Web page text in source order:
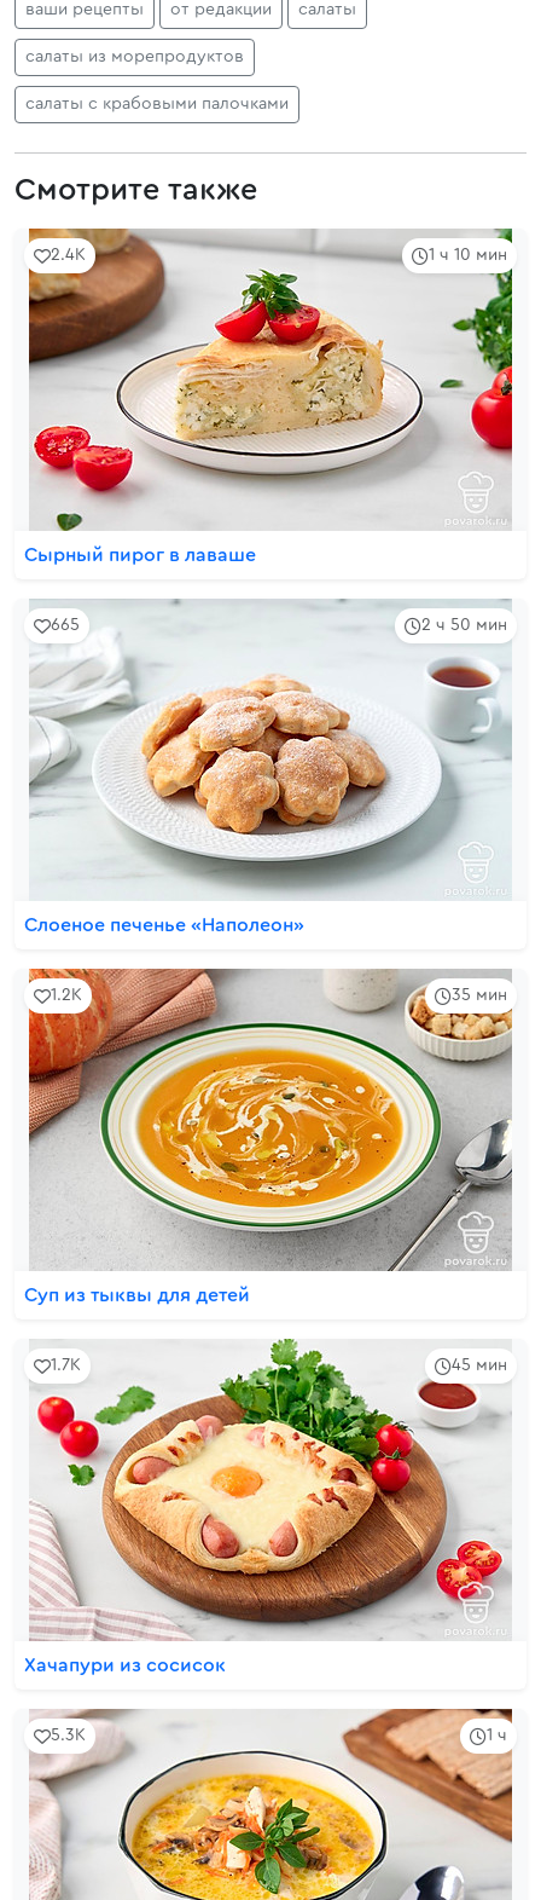
ваши рецепты от редакции салаты
салаты из морепродуктов
салаты с крабовыми палочками
Смотрите также
1 ч 10 мин
2.4K
Сырный пирог в лаваше
2 ч 50 мин
665
Слоеное печенье «Наполеон»
35 мин
1.2K
Суп из тыквы для детей
45 мин
1.7K
Хачапури из сосисок
1 ч
5.3K